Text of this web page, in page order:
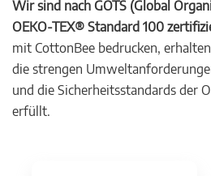
Wir sind nach GOTS (Global
OEKO-TEX® Standard 100
mit CottonBee bedrucken,
die strengen
und die Sicherheitsstandards der
erfüllt.